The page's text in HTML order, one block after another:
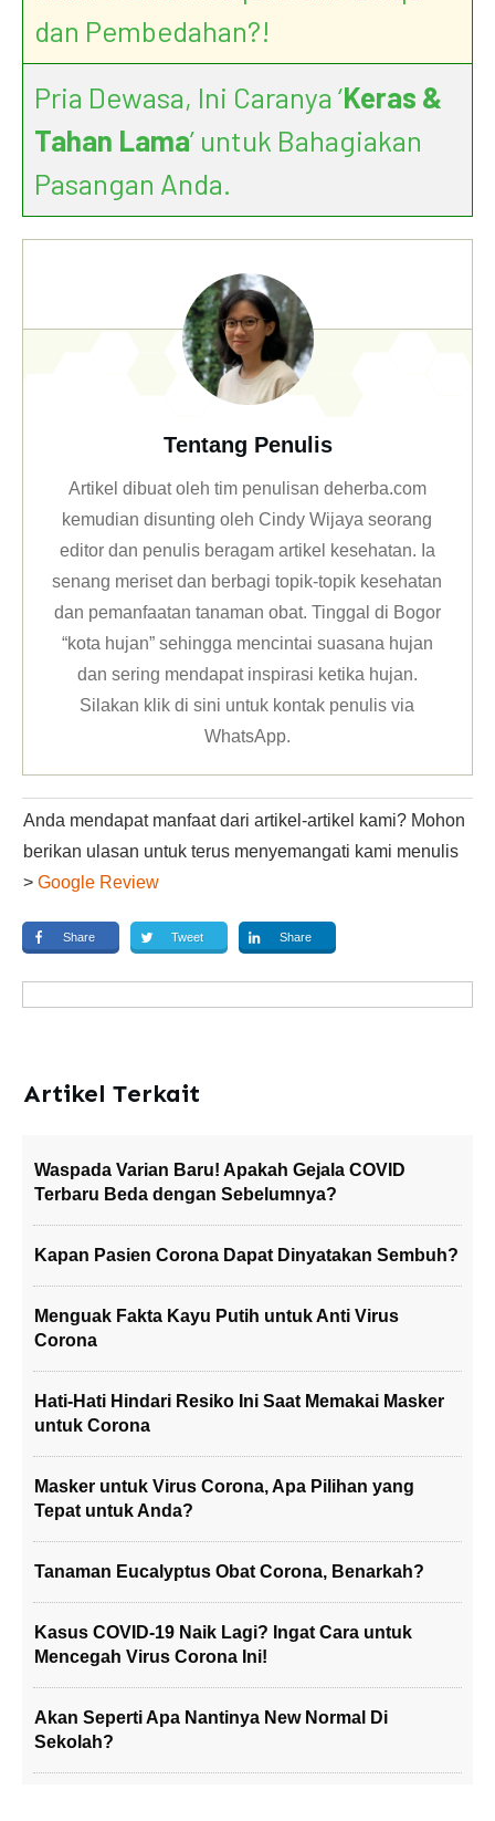
dan Pembedahan?!
Pria Dewasa, Ini Caranya ‘Keras &
Tahan Lama’ untuk Bahagiakan
Pasangan Anda.
Tentang Penulis
Artikel dibuat oleh tim penulisan deherba.com
kemudian disunting oleh Cindy Wijaya seorang
editor dan penulis beragam artikel kesehatan. Ia
senang meriset dan berbagi topik-topik kesehatan
dan pemanfaatan tanaman obat. Tinggal di Bogor
“kota hujan” sehingga mencintai suasana hujan
dan sering mendapat inspirasi ketika hujan.
Silakan klikdi sini untuk kontak penulis via
WhatsApp.
Anda mendapat manfaat dari artikel-artikel kami? Mohon
berikan ulasan untuk terus menyemangati kami menulis
> Google Review
Share Tweet Share
Artikel Terkait
Waspada Varian Baru! Apakah Gejala COVID
Terbaru Beda dengan Sebelumnya?
Kapan Pasien Corona Dapat Dinyatakan Sembuh?
Menguak Fakta Kayu Putih untuk Anti Virus
Corona
Hati-Hati Hindari Resiko Ini Saat Memakai Masker
untuk Corona
Masker untuk Virus Corona, Apa Pilihan yang
Tepat untuk Anda?
Tanaman Eucalyptus Obat Corona, Benarkah?
Kasus COVID-19 Naik Lagi? Ingat Cara untuk
Mencegah Virus Corona Ini!
Akan Seperti Apa Nantinya New Normal Di
Sekolah?